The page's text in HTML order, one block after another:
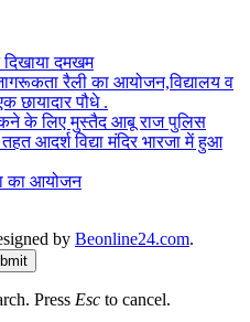
दिखाया दमखम
रैली का आयोजन,विद्यालय व
छायादार पौधे .
के लिए मुस्तैद आबू राज पुलिस
आदर्श विद्या मंदिर भारजा में हुआ
का आयोजन
by Beonline24.com.
Press Esc to cancel.